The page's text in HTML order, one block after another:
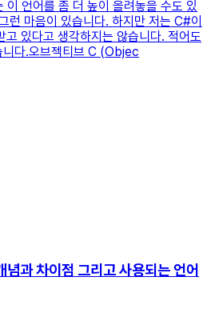
언어를 좀 더 높이 올려놓을 수도 있
런 마음이 있습니다. 하지만 저는 C#이
있다고 생각하지는 않습니다. 적어도
니다.오브젝티브 C (Objec
과 차이점 그리고 사용되는 언어